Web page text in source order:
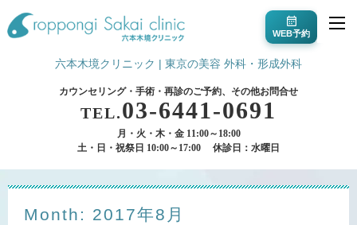
WEB予約
六本木境クリニック | 東京の美容 外科・形成外科
カウンセリング・手術・再診のご予約、その他お問合せ
TEL.03-6441-0691
月・火・木・金 11:00～18:00
土・日・祝祭日 10:00～17:00
休診日：水曜日
Month: 2017年8月